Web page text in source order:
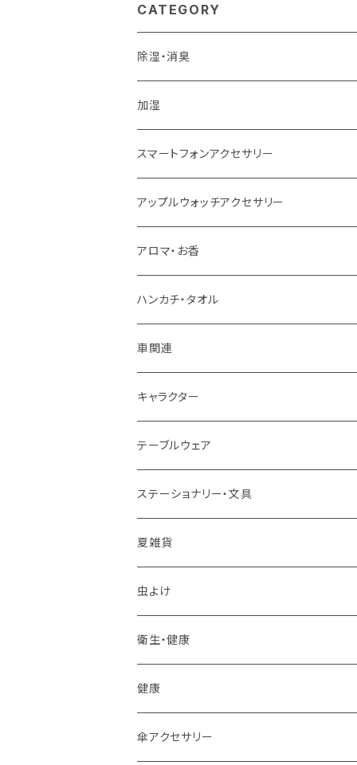
CATEGORY
除湿・消臭
加湿
スマートフォンアクセサリー
アップルウォッチアクセサリー
アロマ・お香
ハンカチ・タオル
車関連
キャラクター
テーブルウェア
マグカップ
スプーン
箸置き
その他
フォーク
ティーポット
ステーショナリー・文具
夏雑貨
虫よけ
衛生・健康
健康
傘アクセサリー